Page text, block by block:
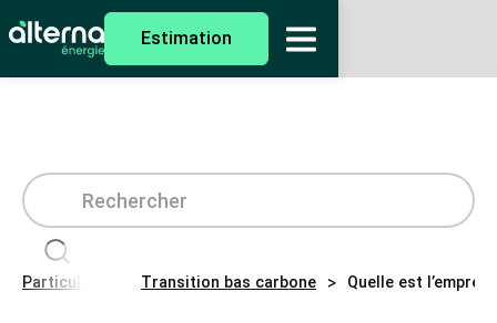
Estimation
Particuliers Transition bas carbone > Quelle est